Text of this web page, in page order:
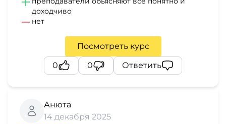
доходчиво
нет
Посмотреть курс
0
0 Ответить
Анюта
14 декабря 2025